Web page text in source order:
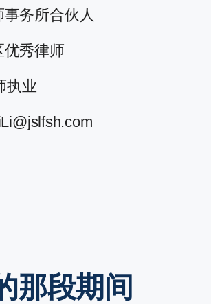
事务所合伙人
优秀律师
执业
那段期间